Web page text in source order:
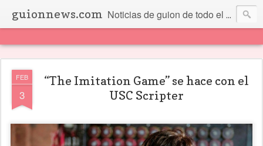
guionnews.com Noticias de guion de todo el mundo... Y más.
FEB
3
“The Imitation Game” se hace con el
USC Scripter